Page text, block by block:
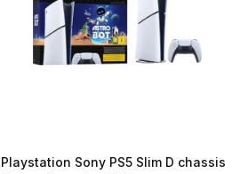
Playstation Sony PS5 Slim D chassis